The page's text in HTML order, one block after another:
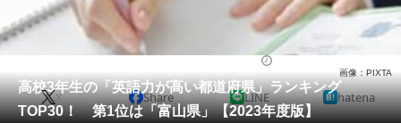
住まい 教育・育児
会員記事
高校3年生の「英語力が高い都道府県」ランキング
TOP30！ 第1位は「富山県」【2023年度版】
画像：PIXTA
X Share LINE hatena